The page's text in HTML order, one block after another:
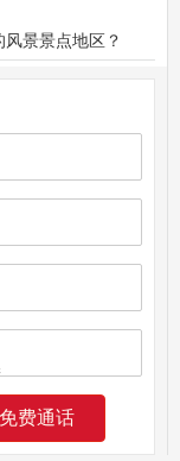
景景点地区？
免费通话